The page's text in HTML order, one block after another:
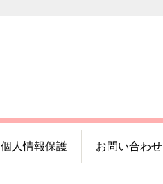
個人情報保護 お問い合わせ